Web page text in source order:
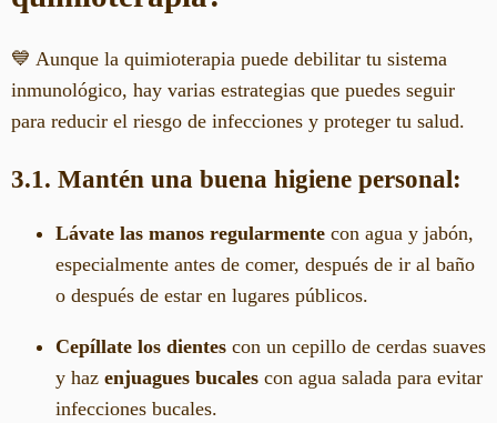
💙 Aunque la quimioterapia puede debilitar tu sistema
inmunológico, hay varias estrategias que puedes seguir
para reducir el riesgo de infecciones y proteger tu salud.
3.1. Mantén una buena higiene personal:
Lávate las manos regularmente con agua y jabón,
especialmente antes de comer, después de ir al baño
o después de estar en lugares públicos.
Cepíllate los dientes con un cepillo de cerdas suaves
y haz enjuagues bucales con agua salada para evitar
infecciones bucales.